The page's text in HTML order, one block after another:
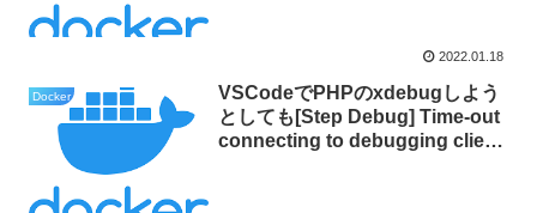
2022.01.18
Docker
VSCodeでPHPのxdebugしよう
としても[Step Debug] Time-out
connecting to debugging client